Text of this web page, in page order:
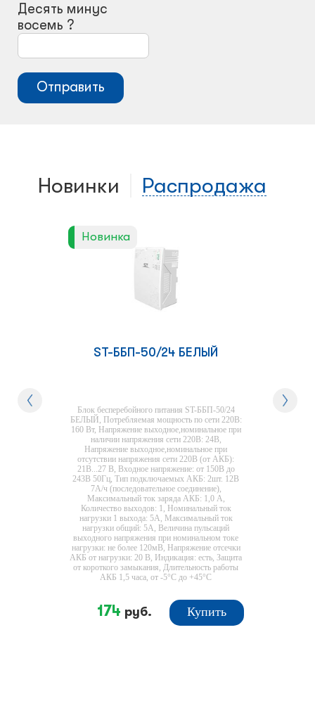
Десять минус
восемь ?
Новинки Распродажа
Новинка
ST-ББП-50/24 БЕЛЫЙ
Блок бесперебойного питания ST-ББП-50/24
БЕЛЫЙ, Потребляемая мощность по сети 220В:
160 Вт, Напряжение выходное,номинальное при
наличии напряжения сети 220B: 24В,
Напряжение выходное,номинальное при
отсутствии напряжения сети 220B (от АКБ):
21В...27 В, Входное напряжение: от 150В до
243В 50Гц, Тип подключаемых АКБ: 2шт. 12В
7А/ч (последовательное соединение),
Максимальный ток заряда АКБ: 1,0 А,
Количество выходов: 1, Номинальный ток
нагрузки 1 выхода: 5А, Максимальный ток
нагрузки общий: 5А, Величина пульсаций
выходного напряжения при номинальном токе
нагрузки: не более 120мВ, Напряжение отсечки
АКБ от нагрузки: 20 В, Индикация: есть, Защита
от короткого замыкания, Длительность работы
АКБ 1,5 часа, от -5°С до +45°C
174 руб. Купить